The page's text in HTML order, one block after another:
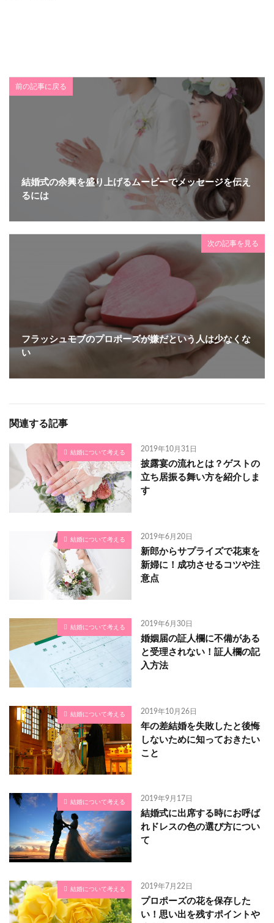
前の記事に戻る
結婚式の余興を盛り上げるムービーでメッセージを伝え
るには
次の記事を見る
フラッシュモブのプロポーズが嫌だという人は少なくな
い
関連する記事
結婚について考える 2019年10月31日
披露宴の流れとは？ゲストの
立ち居振る舞い方を紹介しま
す
結婚について考える 2019年6月20日
新郎からサプライズで花束を
新婦に！成功させるコツや注
意点
結婚について考える 2019年6月30日
婚姻届の証人欄に不備がある
と受理されない！証人欄の記
入方法
結婚について考える 2019年10月26日
年の差結婚を失敗したと後悔
しないために知っておきたい
こと
結婚について考える 2019年9月17日
結婚式に出席する時にお呼ば
れドレスの色の選び方につい
て
結婚について考える 2019年7月22日
プロポーズの花を保存した
い！思い出を残すポイントや